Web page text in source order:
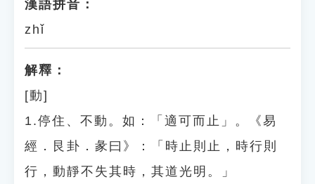
漢語拼音：
zhǐ
解釋：
[動]
1.停住、不動。如：「適可而止」。《易
經．艮卦．彖曰》：「時止則止，時行則
行，動靜不失其時，其道光明。」